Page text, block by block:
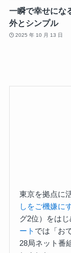
一瞬で幸せにな
外とシンプル
2025 年 10 月 13 日
東京を拠点に
しをご機嫌に
グ2位）をは
ート では「お
28局ネット番